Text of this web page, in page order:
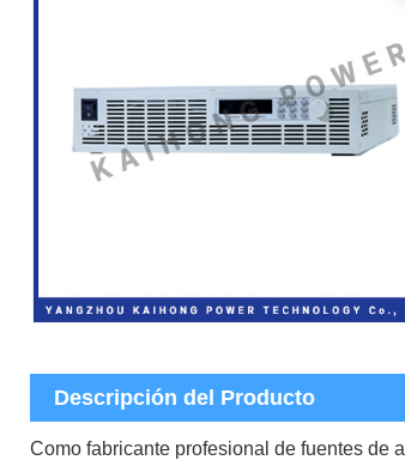
Descripción del Producto
Como fabricante profesional de fuentes de